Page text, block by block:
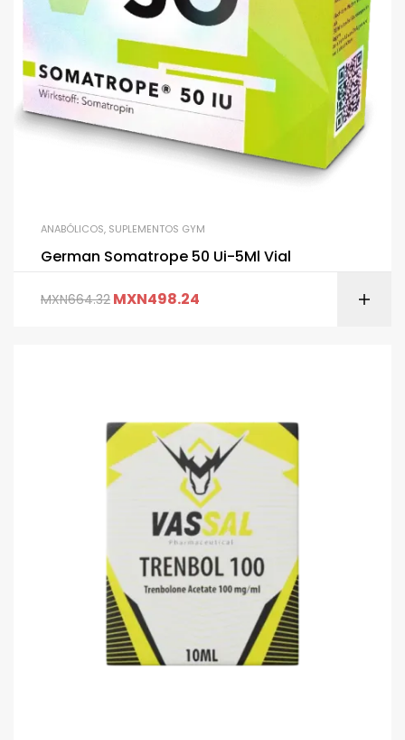
ANABÓLICOS, SUPLEMENTOS GYM
German Somatrope 50 Ui-5Ml Vial
MXN664.32 MXN498.24